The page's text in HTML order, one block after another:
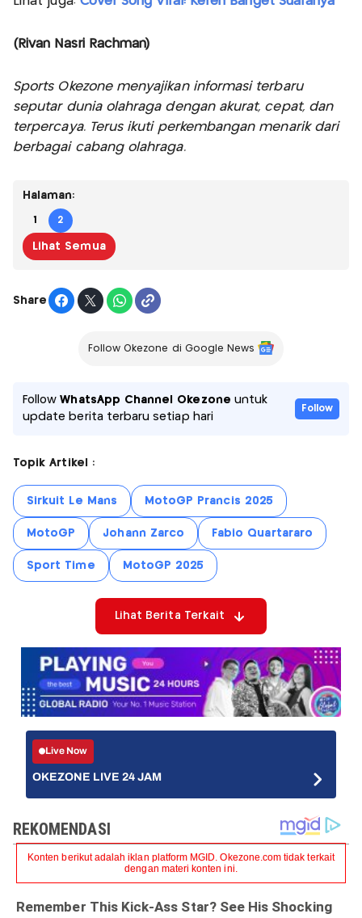
(Rivan Nasri Rachman)
Sports Okezone menyajikan informasi terbaru
seputar dunia olahraga dengan akurat, cepat, dan
terpercaya. Terus ikuti perkembangan menarik dari
berbagai cabang olahraga.
Halaman:
1 2
Lihat Semua
Share
Follow Okezone di Google News
FollowWhatsApp Channel Okezone untuk
update berita terbaru setiap hari
Follow
Topik Artikel :
Sirkuit Le Mans MotoGP Prancis 2025
MotoGP Johann Zarco Fabio Quartararo
Sport Time MotoGP 2025
Lihat Berita Terkait
Live Now
OKEZONE LIVE 24 JAM